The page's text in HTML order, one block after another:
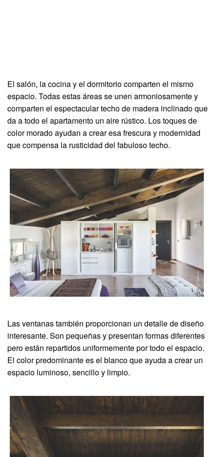
El salón, la cocina y el dormitorio comparten el mismo
espacio. Todas estas áreas se unen armoniosamente y
comparten el espectacular techo de madera inclinado que
da a todo el apartamento un aire rústico. Los toques de
color morado ayudan a crear esa frescura y modernidad
que compensa la rusticidad del fabuloso techo.
Las ventanas también proporcionan un detalle de diseño
interesante. Son pequeñas y presentan formas diferentes
pero están repartidos uniformemente por todo el espacio.
El color predominante es el blanco que ayuda a crear un
espacio luminoso, sencillo y limpio.